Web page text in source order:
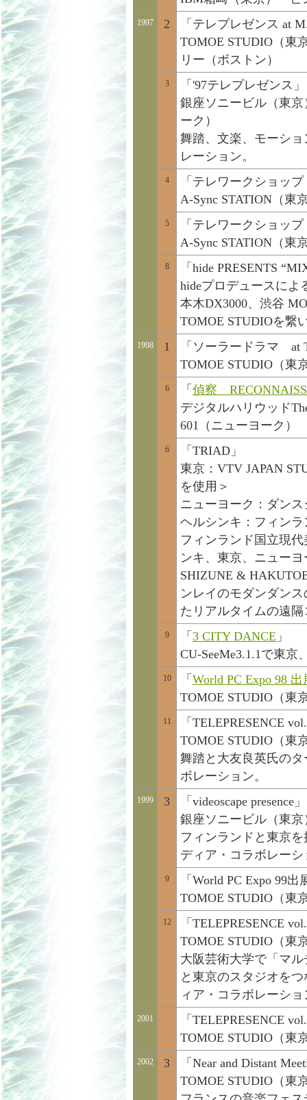
1997 2
「テレプレゼンス at
TOMOE STUDIO（東
リー（ボストン）
3
「'97テレプレゼンス」
銀座ソニービル（東
ーク）
舞踏、文楽、モーシ
レーション。
4
「テレワークショッ
A-Sync STATION（東
5
「テレワークショッ
A-Sync STATION（東
8
「hide PRESENTS
hideプロデュースによ
本木DX3000、渋谷
TOMOE STUDIOを繋
1998 1
「ソーラードラマ at
TOMOE STUDIO（東
6 「 偵察
デジタルハリウッド
601（ニューヨーク）
6
「TRIAD」
東京：VTV JAPAN
を使用＞
ニューヨーク：ダン
ヘルシンキ：フィン
フィンランド国立現
ンキ、東京、ニュー
SHIZUNE &
ンレイのモダンダン
たリアルタイムの遠
9 「 3 CITY DANCE 」
CU-SeeMe3.1.1で東
10 「 World PC Expo 98 出
TOMOE STUDIO（東
11
「TELEPRESENCE
TOMOE STUDIO（東
舞踏と大友良英氏の
ボレーション。
1999 3
「videoscape presence」
銀座ソニービル（東
フィンランドと東京
ディア・コラボレーシ
9
「World PC Expo 99出
TOMOE STUDIO（東
12
「TELEPRESENCE
TOMOE STUDIO（東
大阪芸術大学で「マ
と東京のスタジオを
ィア・コラボレーショ
2001
「TELEPRESENCE
TOMOE STUDIO（東
2002 3
「Near and Distant
TOMOE STUDIO（東